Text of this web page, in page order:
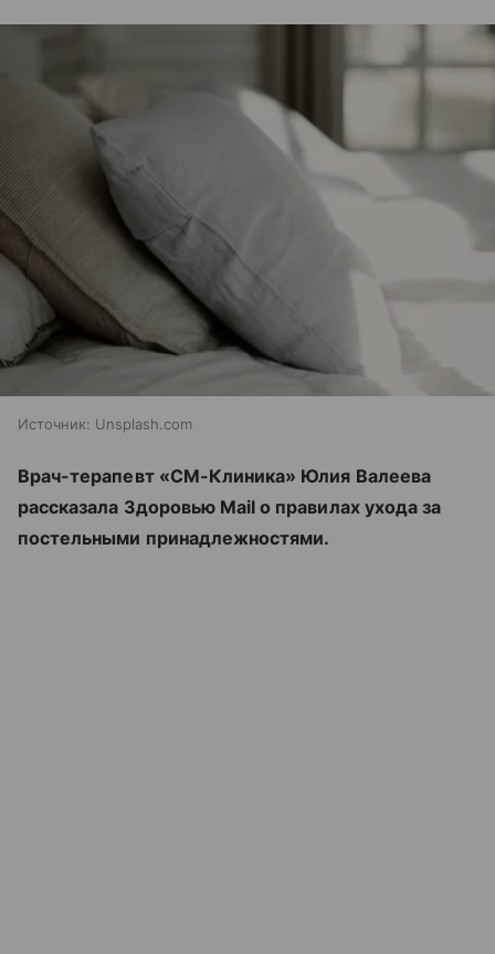
Источник: Unsplash.com
Врач-терапевт «СМ-Клиника» Юлия Валеева
рассказала Здоровью Mail о правилах ухода за
постельными принадлежностями.